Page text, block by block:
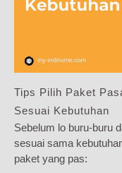
Tips Pilih Paket
Sesuai Kebutuhan
Sebelum lo buru-buru
sesuai sama
paket yang pas: